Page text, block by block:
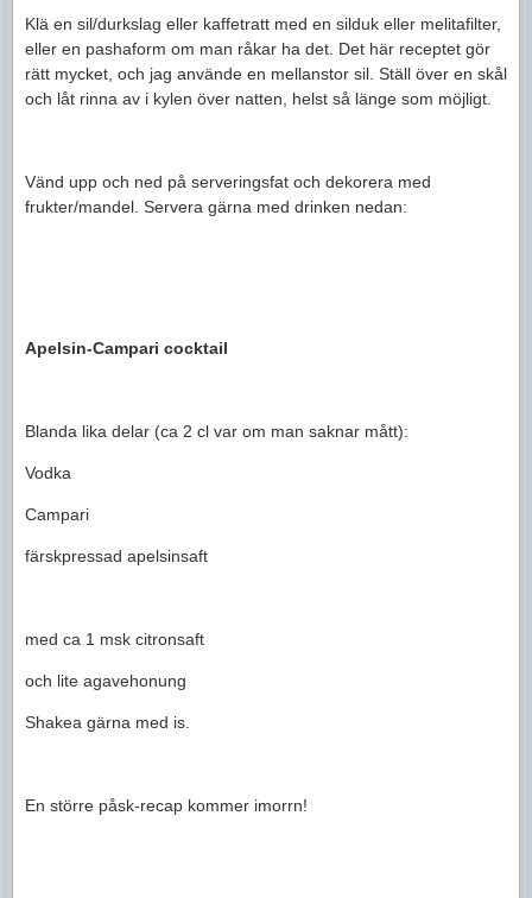
Klä en sil/durkslag eller kaffetratt med en silduk eller melitafilter,
eller en pashaform om man råkar ha det. Det här receptet gör
rätt mycket, och jag använde en mellanstor sil. Ställ över en skål
och låt rinna av i kylen över natten, helst så länge som möjligt.
Vänd upp och ned på serveringsfat och dekorera med
frukter/mandel. Servera gärna med drinken nedan:
Apelsin-Campari cocktail
Blanda lika delar (ca 2 cl var om man saknar mått):
Vodka
Campari
färskpressad apelsinsaft
med ca 1 msk citronsaft
och lite agavehonung
Shakea gärna med is.
En större påsk-recap kommer imorrn!